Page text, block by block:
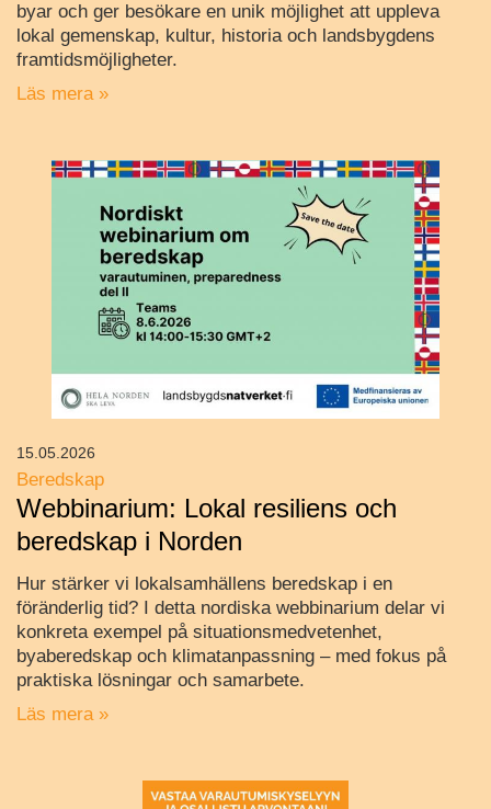
byar och ger besökare en unik möjlighet att uppleva
lokal gemenskap, kultur, historia och landsbygdens
framtidsmöjligheter.
Läs mera »
Beredskap
Webbinarium: Lokal resiliens och
beredskap i Norden
Hur stärker vi lokalsamhällens beredskap i en
föränderlig tid? I detta nordiska webbinarium delar vi
konkreta exempel på situationsmedvetenhet,
byaberedskap och klimatanpassning – med fokus på
praktiska lösningar och samarbete.
Läs mera »
15.05.2026